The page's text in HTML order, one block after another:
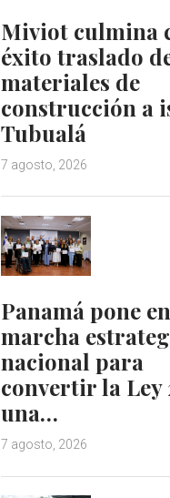
Miviot culmina
éxito traslado
materiales de
construcción a
Tubualá
7 agosto, 2026
Panamá pone en
marcha
nacional para
convertir la Ley
una…
7 agosto, 2026